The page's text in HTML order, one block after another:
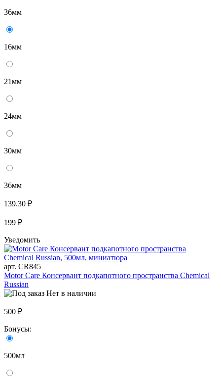
36мм
16мм
21мм
24мм
30мм
36мм
139.30 ₽
199 ₽
Уведомить
арт. CR845
Motor Care Консервант подкапотного пространства Chemical
Russian
Нет в наличии
500 ₽
Бонусы:
500мл